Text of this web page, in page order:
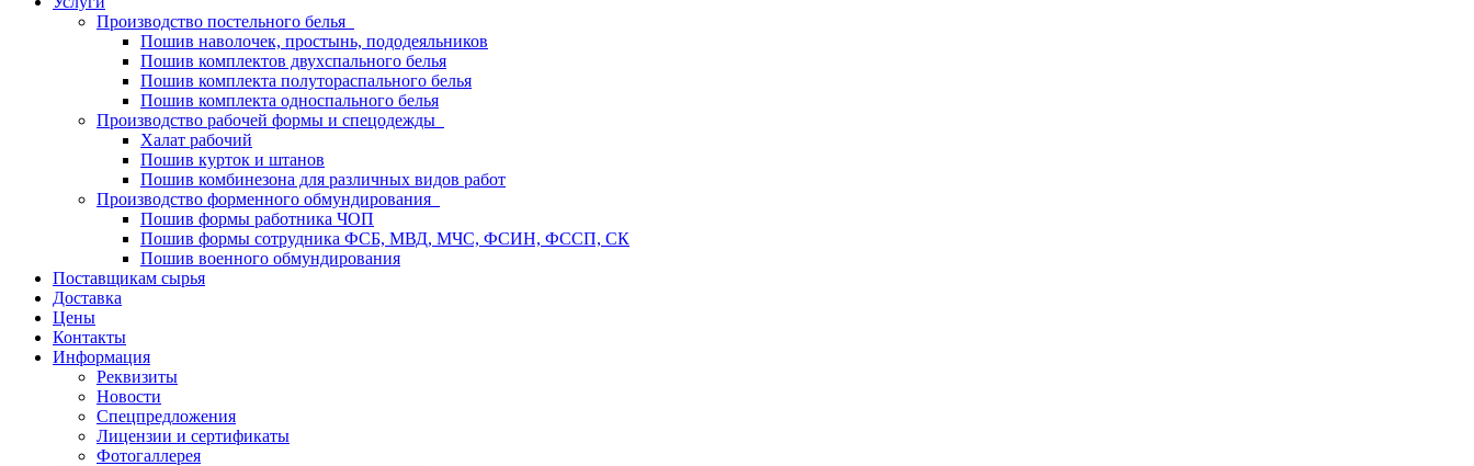
Производство постельного белья
Пошив наволочек, простынь, пододеяльников
Пошив комплектов двухспального белья
Пошив комплекта полутораспального белья
Пошив комплекта односпального белья
Производство рабочей формы и спецодежды
Халат рабочий
Пошив курток и штанов
Пошив комбинезона для различных видов работ
Производство форменного обмундирования
Пошив формы работника ЧОП
Пошив формы сотрудника ФСБ, МВД, МЧС, ФСИН, ФССП, СК
Пошив военного обмундирования
Поставщикам сырья
Доставка
Цены
Контакты
Информация
Реквизиты
Новости
Спецпредложения
Лицензии и сертификаты
Фотогаллерея